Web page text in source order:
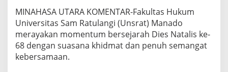
MINAHASA UTARA KOMENTAR-Fakultas Hukum
Universitas Sam Ratulangi (Unsrat) Manado
merayakan momentum bersejarah Dies Natalis ke-
68 dengan suasana khidmat dan penuh semangat
kebersamaan.